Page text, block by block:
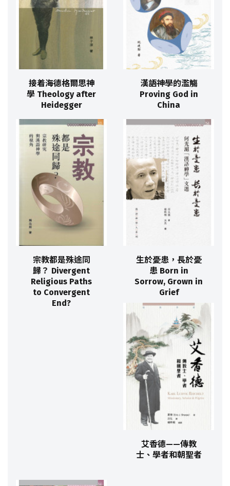
接着海德格爾思神
學 Theology after
Heidegger
漢語神學的濫觴
Proving God in
China
宗教都是殊途同
歸？ Divergent
Religious Paths
to Convergent
End?
生於憂患，長於憂
患 Born in
Sorrow, Grown in
Grief
艾香德——傳教
士、學者和朝聖者